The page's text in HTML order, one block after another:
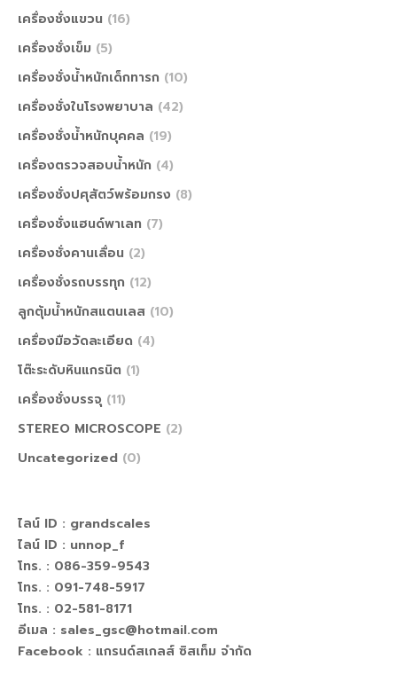
เครื่องชั่งแขวน (16)
เครื่องชั่งเข็ม (5)
เครื่องชั่งน้ำหนักเด็กทารก (10)
เครื่องชั่งในโรงพยาบาล (42)
เครื่องชั่งน้ำหนักบุคคล (19)
เครื่องตรวจสอบน้ำหนัก (4)
เครื่องชั่งปศุสัตว์พร้อมกรง (8)
เครื่องชั่งแฮนด์พาเลท (7)
เครื่องชั่งคานเลื่อน (2)
เครื่องชั่งรถบรรทุก (12)
ลูกตุ้มน้ำหนักสแตนเลส (10)
เครื่องมือวัดละเอียด (4)
โต๊ะระดับหินแกรนิต (1)
เครื่องชั่งบรรจุ (11)
STEREO MICROSCOPE (2)
Uncategorized (0)
ไลน์ ID : grandscales
ไลน์ ID : unnop_f
โทร. : 086-359-9543
โทร. : 091-748-5917
โทร. : 02-581-8171
อีเมล : sales_gsc@hotmail.com
Facebook : แกรนด์สเกลส์ ซิสเท็ม จำกัด